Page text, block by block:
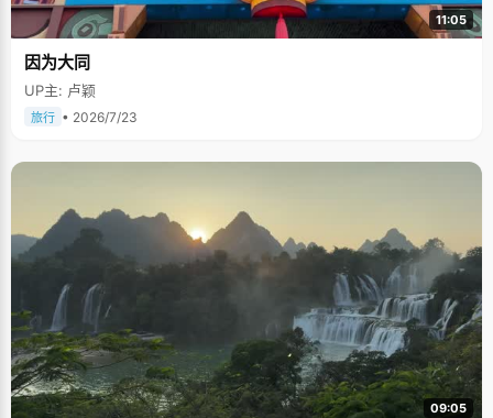
11:05
因为大同
UP主: 卢颖
旅行 • 2026/7/23
09:05